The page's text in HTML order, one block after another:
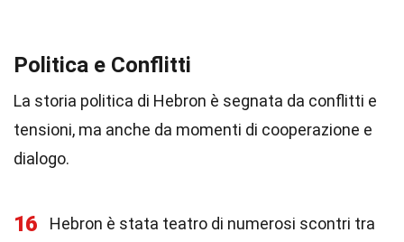
Politica e Conflitti
La storia politica di Hebron è segnata da conflitti e
tensioni, ma anche da momenti di cooperazione e
dialogo.
16
Hebron è stata teatro di numerosi scontri tra